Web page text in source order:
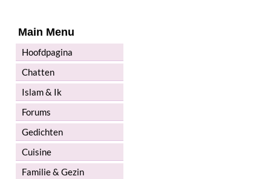
Main Menu
Hoofdpagina
Chatten
Islam & Ik
Forums
Gedichten
Cuisine
Familie & Gezin